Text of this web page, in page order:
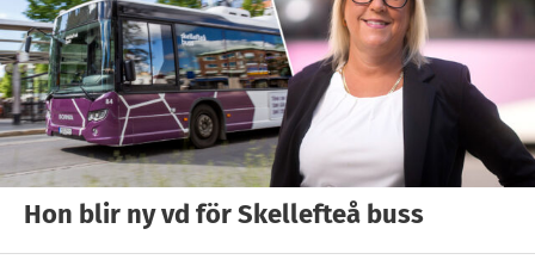
Hon blir ny vd för Skellefteå buss